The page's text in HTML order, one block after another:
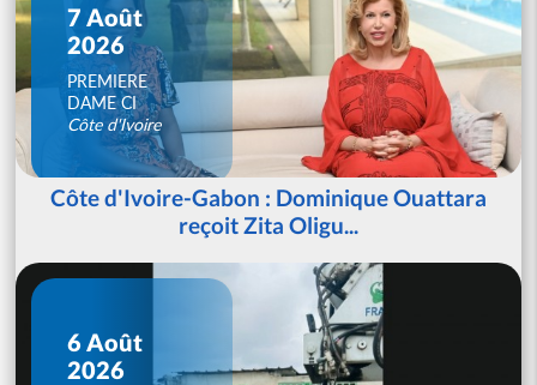
7 Août
2026
PREMIERE
DAME CI
Côte d'Ivoire
Côte d'Ivoire-Gabon : Dominique Ouattara
reçoit Zita Oligu...
6 Août
2026